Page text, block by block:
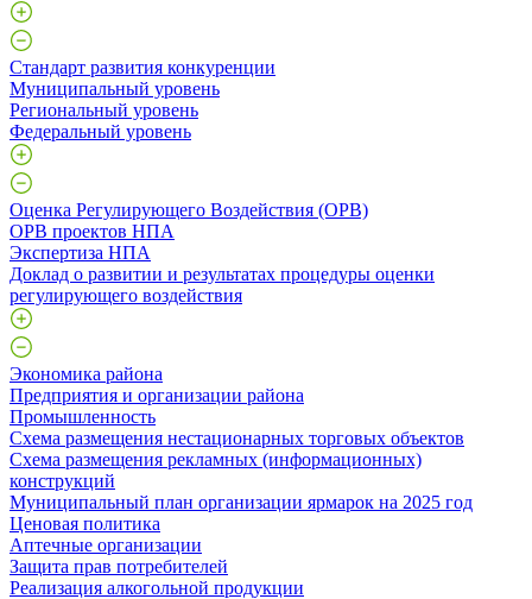
Стандарт развития конкуренции
Муниципальный уровень
Региональный уровень
Федеральный уровень
Оценка Регулирующего Воздействия (ОРВ)
ОРВ проектов НПА
Экспертиза НПА
Доклад о развитии и результатах процедуры оценки
регулирующего воздействия
Экономика района
Предприятия и организации района
Промышленность
Схема размещения нестационарных торговых объектов
Схема размещения рекламных (информационных)
конструкций
Муниципальный план организации ярмарок на 2025 год
Ценовая политика
Аптечные организации
Защита прав потребителей
Реализация алкогольной продукции